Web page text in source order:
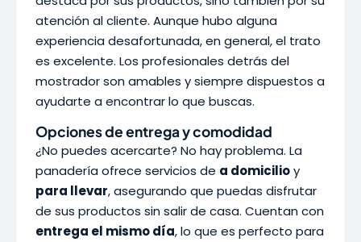
atención al cliente. Aunque hubo alguna
experiencia desafortunada, en general, el trato
es excelente. Los profesionales detrás del
mostrador son amables y siempre dispuestos a
ayudarte a encontrar lo que buscas.
Opciones de entrega y comodidad
¿No puedes acercarte? No hay problema. La
panadería ofrece servicios de a domicilioy
para llevar, asegurando que puedas disfrutar
de sus productos sin salir de casa. Cuentan con
entrega el mismo día, lo que es perfecto para